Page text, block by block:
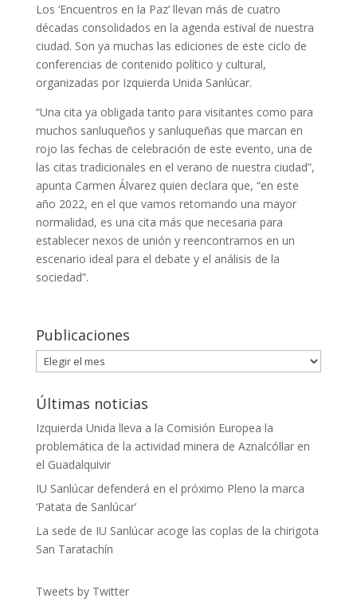
Los ‘Encuentros en la Paz’ llevan más de cuatro
décadas consolidados en la agenda estival de nuestra
ciudad. Son ya muchas las ediciones de este ciclo de
conferencias de contenido político y cultural,
organizadas por Izquierda Unida Sanlúcar.
“Una cita ya obligada tanto para visitantes como para
muchos sanluqueños y sanluqueñas que marcan en
rojo las fechas de celebración de este evento, una de
las citas tradicionales en el verano de nuestra ciudad”,
apunta Carmen Álvarez quien declara que, “en este
año 2022, en el que vamos retomando una mayor
normalidad, es una cita más que necesaria para
establecer nexos de unión y reencontrarnos en un
escenario ideal para el debate y el análisis de la
sociedad”.
Publicaciones
Publicaciones
Últimas noticias
Izquierda Unida lleva a la Comisión Europea la
problemática de la actividad minera de Aznalcóllar en
el Guadalquivir
IU Sanlúcar defenderá en el próximo Pleno la marca
‘Patata de Sanlúcar’
La sede de IU Sanlúcar acoge las coplas de la chirigota
San Taratachín
Tweets by Twitter